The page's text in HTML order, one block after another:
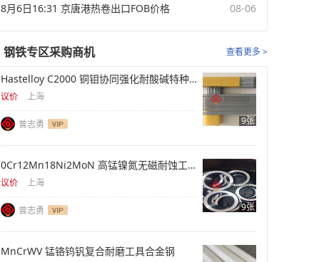
8月6日16:31 京唐港热卷出口FOB价格
08-06
钢铁专区采购商机 查看更多 >
Hastelloy C2000 铜钼协同强化耐酸碱特种合金
议价 上海
曾志勇 9张
0Cr12Mn18Ni2MoN 高锰镍氮无磁耐蚀工程钢材
议价 上海
曾志勇 9张
MnCrWV 锰铬钨钒复合耐磨工具合金钢